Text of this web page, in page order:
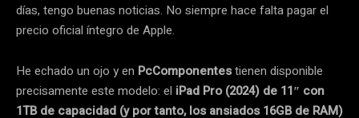
días, tengo buenas noticias. No siempre hace falta pagar el
precio oficial íntegro de Apple.
He echado un ojo y en PcComponentestienen disponible
precisamente este modelo: el iPad Pro (2024) de 11″ con
1TB de capacidad (y por tanto, los ansiados 16GB de RAM)